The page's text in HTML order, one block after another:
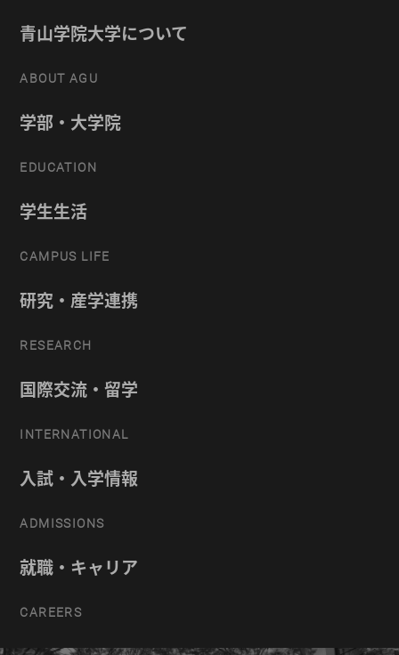
青山学院大学について
ABOUT AGU
学部・大学院
EDUCATION
学生生活
CAMPUS LIFE
研究・産学連携
RESEARCH
国際交流・留学
INTERNATIONAL
入試・入学情報
ADMISSIONS
就職・キャリア
CAREERS